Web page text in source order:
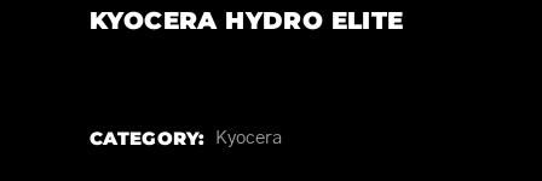
KYOCERA HYDRO ELITE
CATEGORY: Kyocera